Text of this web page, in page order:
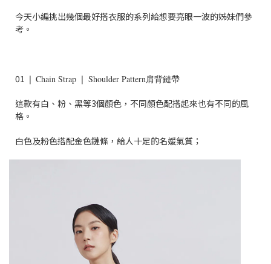
今天小編挑出幾個最好搭衣服的系列給想要亮眼一波的姊妹們參
考 。
01 ❘ Chain Strap ❘ Shoulder Pattern肩背鏈帶
這款有白、粉、黑等3個顏色，不同顏色配搭起來也有不同的風
格。
白色及粉色搭配金色鏈條，給人十足的名媛氣質；